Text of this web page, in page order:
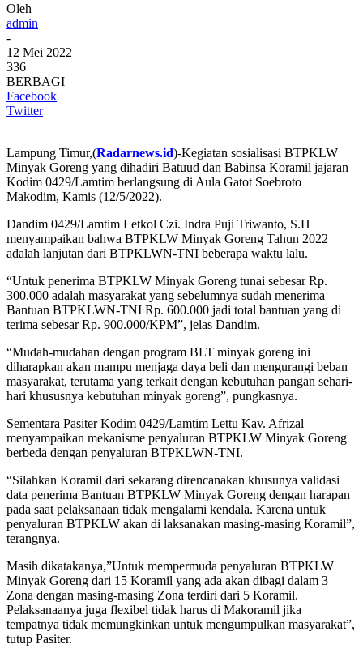
Oleh
admin
-
12 Mei 2022
336
BERBAGI
Facebook
Twitter
Lampung Timur,(Radarnews.id)-Kegiatan sosialisasi BTPKLW
Minyak Goreng yang dihadiri Batuud dan Babinsa Koramil jajaran
Kodim 0429/Lamtim berlangsung di Aula Gatot Soebroto
Makodim, Kamis (12/5/2022).
Dandim 0429/Lamtim Letkol Czi. Indra Puji Triwanto, S.H
menyampaikan bahwa BTPKLW Minyak Goreng Tahun 2022
adalah lanjutan dari BTPKLWN-TNI beberapa waktu lalu.
“Untuk penerima BTPKLW Minyak Goreng tunai sebesar Rp.
300.000 adalah masyarakat yang sebelumnya sudah menerima
Bantuan BTPKLWN-TNI Rp. 600.000 jadi total bantuan yang di
terima sebesar Rp. 900.000/KPM”, jelas Dandim.
“Mudah-mudahan dengan program BLT minyak goreng ini
diharapkan akan mampu menjaga daya beli dan mengurangi beban
masyarakat, terutama yang terkait dengan kebutuhan pangan sehari-
hari khususnya kebutuhan minyak goreng”, pungkasnya.
Sementara Pasiter Kodim 0429/Lamtim Lettu Kav. Afrizal
menyampaikan mekanisme penyaluran BTPKLW Minyak Goreng
berbeda dengan penyaluran BTPKLWN-TNI.
“Silahkan Koramil dari sekarang direncanakan khusunya validasi
data penerima Bantuan BTPKLW Minyak Goreng dengan harapan
pada saat pelaksanaan tidak mengalami kendala. Karena untuk
penyaluran BTPKLW akan di laksanakan masing-masing Koramil”,
terangnya.
Masih dikatakanya,”Untuk mempermuda penyaluran BTPKLW
Minyak Goreng dari 15 Koramil yang ada akan dibagi dalam 3
Zona dengan masing-masing Zona terdiri dari 5 Koramil.
Pelaksanaanya juga flexibel tidak harus di Makoramil jika
tempatnya tidak memungkinkan untuk mengumpulkan masyarakat”,
tutup Pasiter.